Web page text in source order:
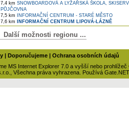
7,4 km SNOWBOARDOVÁ A LYŽAŘSKÁ ŠKOLA,
PŮJČOVNA
7,5 km INFORMAČNÍ CENTRUM - STARÉ MĚSTO
7,6 km
INFORMAČNÍ CENTRUM LIPOVÁ-LÁZNĚ
Další možnosti regionu ...
| Doporučujeme | Ochrana osobních údajů
MS Internet Explorer 7.0 a vyšší nebo prohlížeč
Všechna práva vyhrazena. Používá